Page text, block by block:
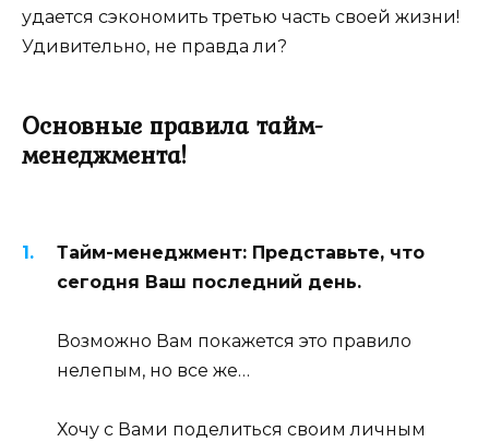
удается сэкономить третью часть своей жизни!
Удивительно, не правда ли?
Основные правила тайм-
менеджмента!
Тайм-менеджмент: Представьте, что
сегодня Ваш последний день.
Возможно Вам покажется это правило
нелепым, но все же…
Хочу с Вами поделиться своим личным